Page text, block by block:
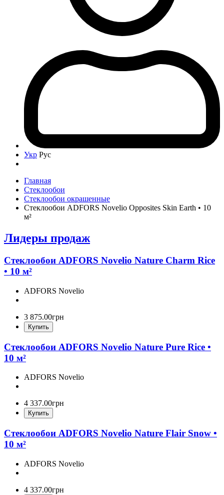
Укр Рус
Главная
Стеклообои
Стеклообои окрашенные
Стеклообои ADFORS Novelio Opposites Skin Earth • 10
м²
Лидеры продаж
Стеклообои ADFORS Novelio Nature Charm Rice
• 10 м²
ADFORS Novelio
3 875.00грн
Купить
Стеклообои ADFORS Novelio Nature Pure Rice •
10 м²
ADFORS Novelio
4 337.00грн
Купить
Стеклообои ADFORS Novelio Nature Flair Snow •
10 м²
ADFORS Novelio
4 337.00грн